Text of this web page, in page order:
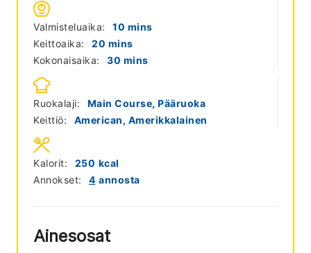
Valmisteluaika: 10 minutes
mins
Keittoaika:
20 minutes
mins
Kokonaisaika:
30 minutes
mins
Ruokalaji:
Main Course, Pääruoka
Keittiö:
American, Amerikkalainen
Annokset: 4 annosta
Kalorit: 250 kcal
Ainesosat